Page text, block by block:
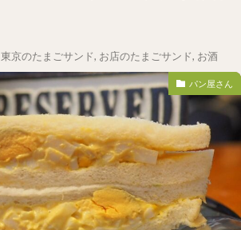
東京のたまごサンド, お店のたまごサンド, お酒
パン屋さん